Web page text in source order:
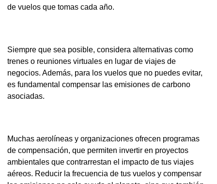
de vuelos que tomas cada año.
Siempre que sea posible, considera alternativas como
trenes o reuniones virtuales en lugar de viajes de
negocios. Además, para los vuelos que no puedes evitar,
es fundamental compensar las emisiones de carbono
asociadas.
Muchas aerolíneas y organizaciones ofrecen programas
de compensación, que permiten invertir en proyectos
ambientales que contrarrestan el impacto de tus viajes
aéreos. Reducir la frecuencia de tus vuelos y compensar